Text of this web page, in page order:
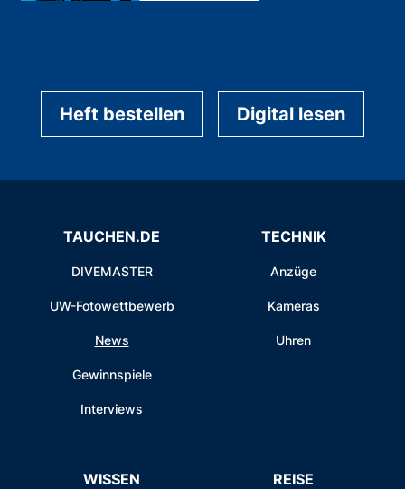
Heft bestellen Digital lesen
TAUCHEN.DE
DIVEMASTER
UW-Fotowettbewerb
News
Gewinnspiele
Interviews
TECHNIK
Anzüge
Kameras
Uhren
WISSEN REISE